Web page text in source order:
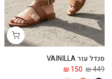
סנדל עור VAINILLA
449 ₪
150 ₪